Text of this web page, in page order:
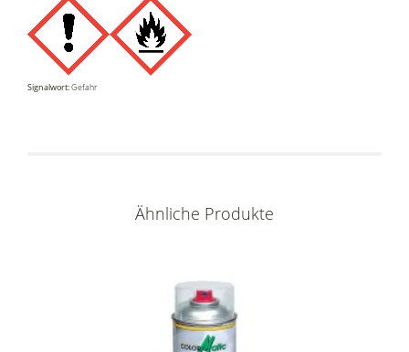
Signalwort:Gefahr
Ähnliche Produkte